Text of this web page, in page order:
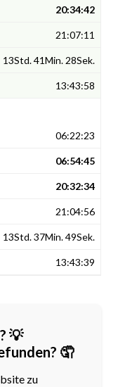
20:34:42
21:07:11
13Std. 41Min. 28Sek.
13:43:58
06:22:23
06:54:45
20:32:34
21:04:56
13Std. 37Min. 49Sek.
13:43:39
💡
🤦
zu